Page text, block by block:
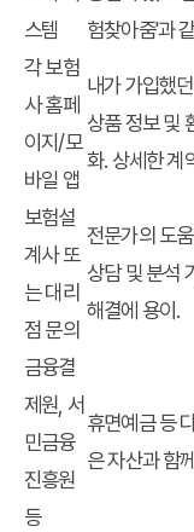
스템
험찾아줌'과
각 보험
사 홈페
이지/모
바일 앱
내가 가입했
상품 정보 및
화. 상세한 계
보험설
계사 또
는 대리
점 문의
전문가의 도
상담 및 분석
해결에 용이.
금융결
제원, 서
민금융
진흥원
등
휴면예금 등
은 자산과 함